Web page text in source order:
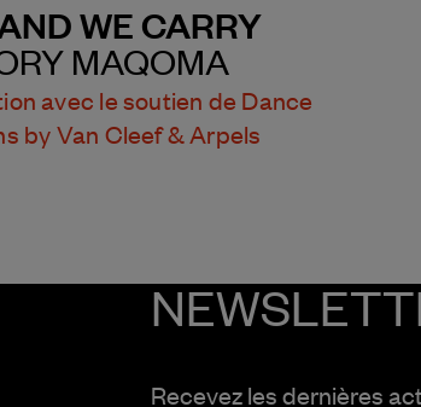
WE CARRY
MAQOMA
avec le soutien de Dance
by Van Cleef & Arpels
Recevez les dernières